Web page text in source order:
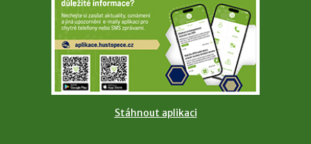
Stáhnout aplikaci